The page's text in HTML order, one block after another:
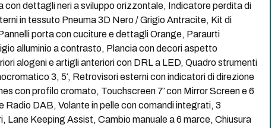
con dettagli neri a sviluppo orizzontale, Indicatore perdita di
in tessuto Pneuma 3D Nero / Grigio Antracite, Kit di
porta con cuciture e dettagli Orange, Paraurti
alluminio a contrasto, Plancia con decori aspetto
alogeni e artigli anteriori con DRL a LED, Quadro strumenti
3, 5′, Retrovisori esterni con indicatori di direzione
con profilo cromato, Touchscreen 7′ con Mirror Screen e 6
Radio DAB, Volante in pelle con comandi integrati, 3
Keeping Assist, Cambio manuale a 6 marce, Chiusura